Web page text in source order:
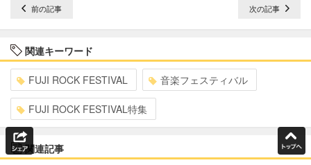
前の記事 次の記事
関連キーワード
FUJI ROCK FESTIVAL 音楽フェスティバル
FUJI ROCK FESTIVAL特集
関連記事